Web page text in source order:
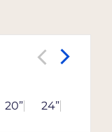
20” 24”